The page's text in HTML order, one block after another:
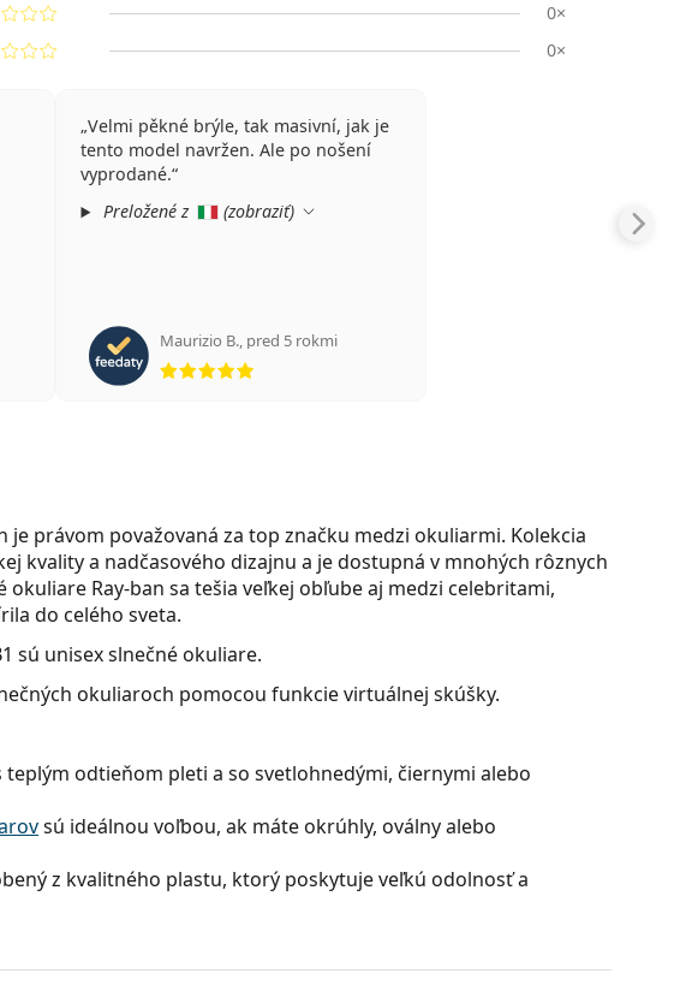
0×
0×
Velmi pěkné brýle, tak masivní, jak je
tento model navržen. Ale po nošení
vyprodané.
Preložené z
(zobraziť)
Maurizio B., pred 5 rokmi
je právom považovaná za top značku medzi okuliarmi. Kolekcia
kvality a nadčasového dizajnu a je dostupná v mnohých rôznych
Ray-ban sa tešia veľkej obľube aj medzi celebritami,
do celého sveta.
sú unisex slnečné okuliare.
okuliaroch pomocou funkcie virtuálnej skúšky.
odtieňom pleti a so svetlohnedými, čiernymi alebo
sú ideálnou voľbou, ak máte okrúhly, oválny alebo
z kvalitného plastu, ktorý poskytuje veľkú odolnosť a
svetla a sú skvelá pre oči, pretože neovplyvňujú kontrast ani